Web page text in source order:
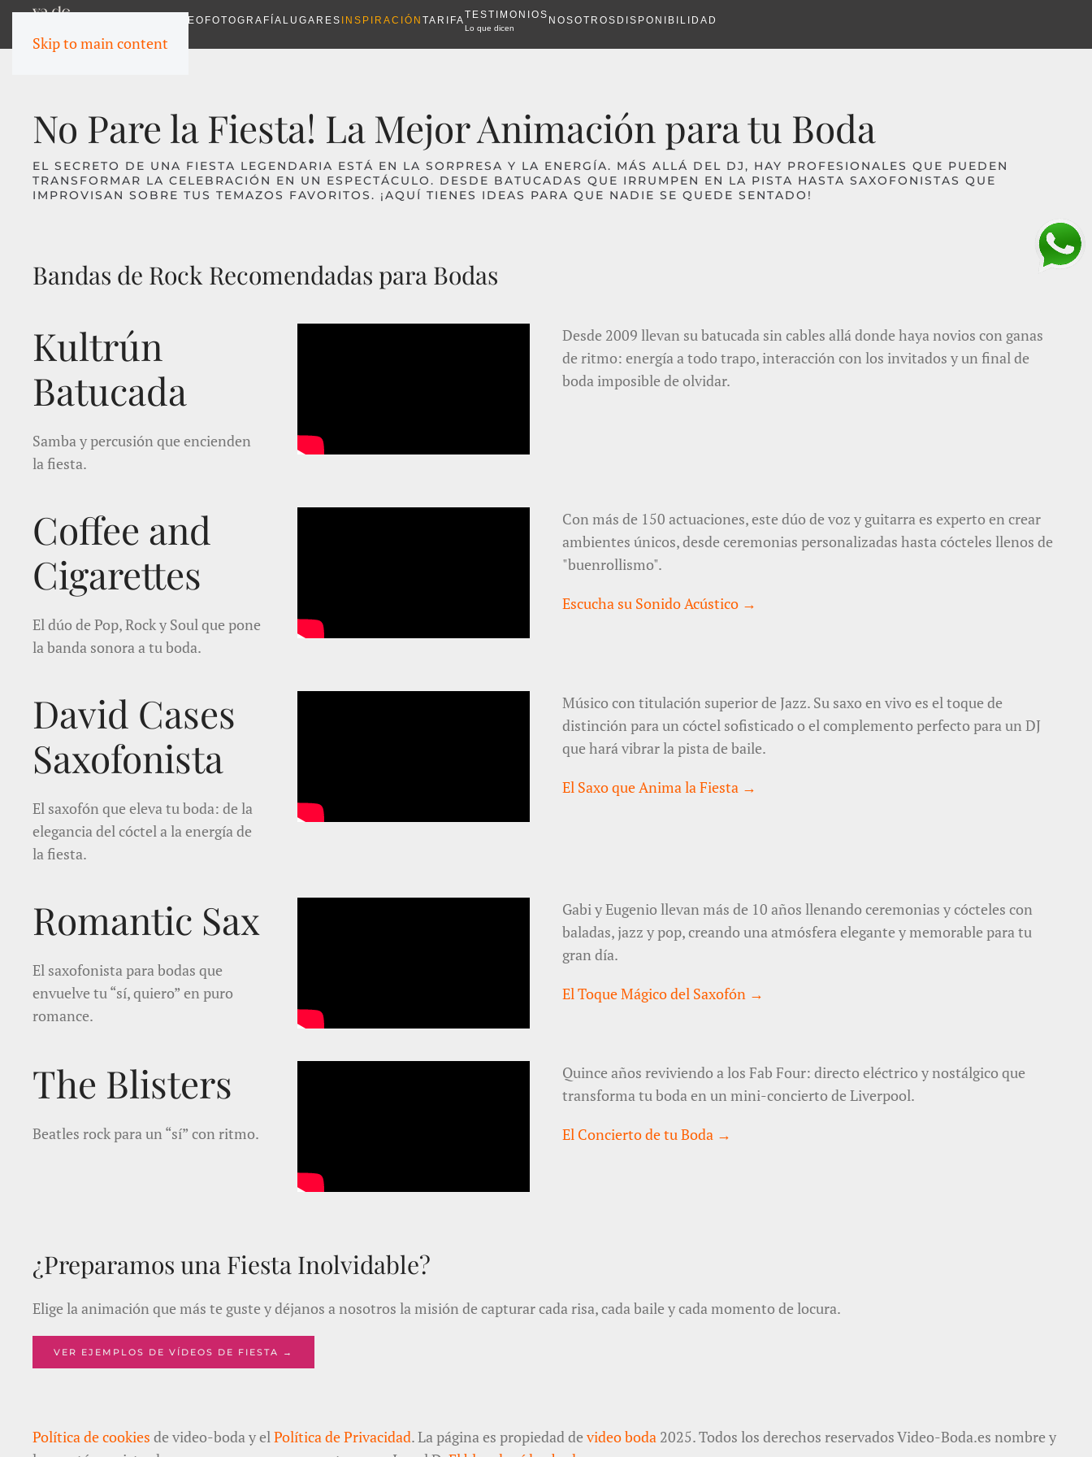
Skip to main content
VIDEO FOTOGRAFÍA LUGARES INSPIRACIÓN TARIFA
TESTIMONIOS
Lo que dicen
NOSOTROS DISPONIBILIDAD
No Pare la Fiesta! La Mejor Animación para tu Boda
EL SECRETO DE UNA FIESTA LEGENDARIA ESTÁ EN LA SORPRESA Y LA ENERGÍA. MÁS ALLÁ DEL DJ, HAY PROFESIONALES QUE PUEDEN
TRANSFORMAR LA CELEBRACIÓN EN UN ESPECTÁCULO. DESDE BATUCADAS QUE IRRUMPEN EN LA PISTA HASTA SAXOFONISTAS QUE
IMPROVISAN SOBRE TUS TEMAZOS FAVORITOS. ¡AQUÍ TIENES IDEAS PARA QUE NADIE SE QUEDE SENTADO!
Bandas de Rock Recomendadas para Bodas
Kultrún
Batucada
Samba y percusión que encienden
la fiesta.
Desde 2009 llevan su batucada sin cables allá donde haya novios con ganas
de ritmo: energía a todo trapo, interacción con los invitados y un final de
boda imposible de olvidar.
Coffee and
Cigarettes
El dúo de Pop, Rock y Soul que pone
la banda sonora a tu boda.
Con más de 150 actuaciones, este dúo de voz y guitarra es experto en crear
ambientes únicos, desde ceremonias personalizadas hasta cócteles llenos de
"buenrollismo".
Escucha su Sonido Acústico →
David Cases
Saxofonista
El saxofón que eleva tu boda: de la
elegancia del cóctel a la energía de
la fiesta.
Músico con titulación superior de Jazz. Su saxo en vivo es el toque de
distinción para un cóctel sofisticado o el complemento perfecto para un DJ
que hará vibrar la pista de baile.
El Saxo que Anima la Fiesta →
Romantic Sax
El saxofonista para bodas que
envuelve tu “sí, quiero” en puro
romance.
Gabi y Eugenio llevan más de 10 años llenando ceremonias y cócteles con
baladas, jazz y pop, creando una atmósfera elegante y memorable para tu
gran día.
El Toque Mágico del Saxofón →
The Blisters
Beatles rock para un “sí” con ritmo.
Quince años reviviendo a los Fab Four: directo eléctrico y nostálgico que
transforma tu boda en un mini-concierto de Liverpool.
El Concierto de tu Boda →
¿Preparamos una Fiesta Inolvidable?
Elige la animación que más te guste y déjanos a nosotros la misión de capturar cada risa, cada baile y cada momento de locura.
VER EJEMPLOS DE VÍDEOS DE FIESTA →
Política de cookies de video-boda y el Política de Privacidad. La página es propiedad de video boda 2025. Todos los derechos reservados Video-Boda.es nombre y